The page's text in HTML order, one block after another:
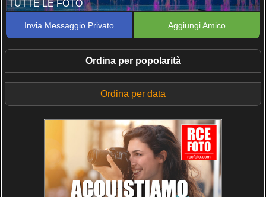
TUTTE LE FOTO
Invia Messaggio Privato Aggiungi Amico
Ordina per popolarità
Ordina per data